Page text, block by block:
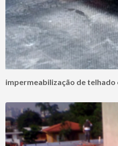
impermeabilização de